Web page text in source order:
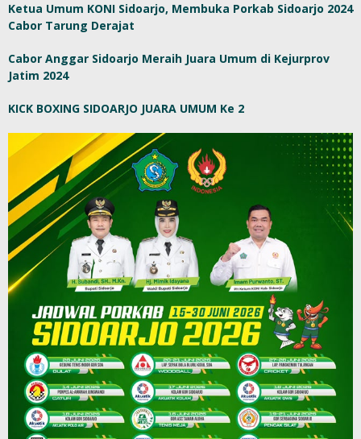
Ketua Umum KONI Sidoarjo, Membuka Porkab Sidoarjo 2024
Cabor Tarung Derajat
Cabor Anggar Sidoarjo Meraih Juara Umum di Kejurprov
Jatim 2024
KICK BOXING SIDOARJO JUARA UMUM Ke 2